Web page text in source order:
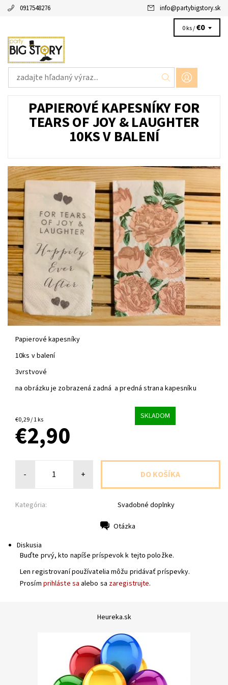
0917548276 info@partybigstory.sk
0 ks /€0
PAPIEROVÉ KAPESNÍKY FOR
TEARS OF JOY & LAUGHTER
10KS V BALENÍ
Papierové kapesníky
10ks v balení
3vrstvové
na obrázku je zobrazená zadná a predná strana kapesníku
€0,29 / 1 ks SKLADOM
€2,90
- +
Kategória: Svadobné doplnky
Otázka
Diskusia
Buďte prvý, kto napíše príspevok k tejto položke.
Len registrovaní používatelia môžu pridávať príspevky.
Prosím prihláste sa alebo sa zaregistrujte.
Heureka.sk